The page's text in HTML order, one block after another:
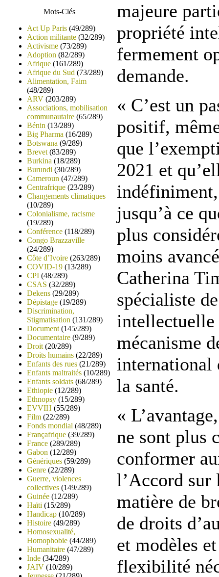
Mots-Clés
Act Up Paris (49/289)
Action militante (32/289)
Activisme (73/289)
Adoption (82/289)
Afrique (161/289)
Afrique du Sud (73/289)
Alimentation, Faim
(48/289)
ARV (203/289)
Associations, mobilisation
communautaire (65/289)
Bénin (13/289)
Big Pharma (16/289)
Botswana (9/289)
Brevet (83/289)
Burkina (18/289)
Burundi (30/289)
Cameroun (47/289)
Centrafrique (23/289)
Changements climatiques
(10/289)
Colonialisme, racisme
(19/289)
Conférence (118/289)
Congo Brazzaville
(24/289)
Côte d’Ivoire (263/289)
COVID-19 (13/289)
CPI (48/289)
CSAS (32/289)
Dekens (29/289)
Dépistage (19/289)
Discrimination,
Stigmatisation (131/289)
Document (145/289)
Documentaire (9/289)
Droit (20/289)
Droits humains (22/289)
Enfants des rues (21/289)
Enfants maltraités (10/289)
Enfants soldats (68/289)
Ethiopie (12/289)
Ethnopsy (15/289)
EVVIH (55/289)
Film (22/289)
Fonds mondial (48/289)
Françafrique (39/289)
France (289/289)
Gabon (12/289)
Génériques (59/289)
Genre (22/289)
Guerre, violences
collectives (149/289)
Guinée (12/289)
Haïti (15/289)
Handicap (10/289)
Histoire (49/289)
Homosexualité,
Homophobie (44/289)
Humanitaire (47/289)
Inde (34/289)
JAIV (10/289)
majeure
propriété
fermement
demande.
« C’est un
positif,
que
2021 et
jusqu’à ce
plus
moins
Catherina
spécialiste
mécanisme
international
la santé.
«
ne sont plus
conformer
l’Accord sur
matière de
de droits
et modèles
flexibilité